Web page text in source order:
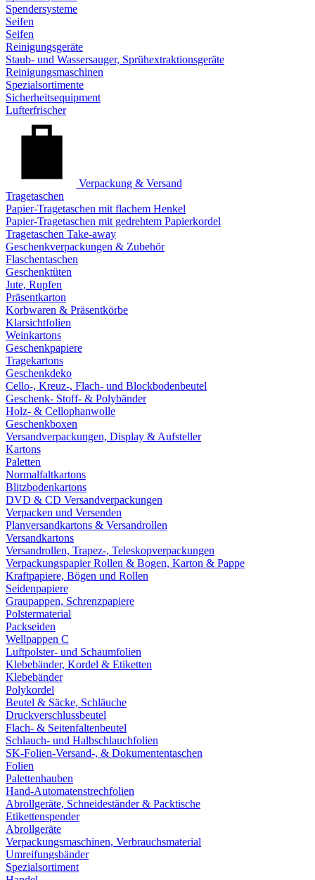
Spendersysteme
Seifen
Seifen
Reinigungsgeräte
Staub- und Wassersauger, Sprühextraktionsgeräte
Reinigungsmaschinen
Spezialsortimente
Sicherheitsequipment
Lufterfrischer
Verpackung & Versand
Tragetaschen
Papier-Tragetaschen mit flachem Henkel
Papier-Tragetaschen mit gedrehtem Papierkordel
Tragetaschen Take-away
Geschenkverpackungen & Zubehör
Flaschentaschen
Geschenktüten
Jute, Rupfen
Präsentkarton
Korbwaren & Präsentkörbe
Klarsichtfolien
Weinkartons
Geschenkpapiere
Tragekartons
Geschenkdeko
Cello-, Kreuz-, Flach- und Blockbodenbeutel
Geschenk- Stoff- & Polybänder
Holz- & Cellophanwolle
Geschenkboxen
Versandverpackungen, Display & Aufsteller
Kartons
Paletten
Normalfaltkartons
Blitzbodenkartons
DVD & CD Versandverpackungen
Verpacken und Versenden
Planversandkartons & Versandrollen
Versandkartons
Versandrollen, Trapez-, Teleskopverpackungen
Verpackungspapier Rollen & Bogen, Karton & Pappe
Kraftpapiere, Bögen und Rollen
Seidenpapiere
Graupappen, Schrenzpapiere
Polstermaterial
Packseiden
Wellpappen C
Luftpolster- und Schaumfolien
Klebebänder, Kordel & Etiketten
Klebebänder
Polykordel
Beutel & Säcke, Schläuche
Druckverschlussbeutel
Flach- & Seitenfaltenbeutel
Schlauch- und Halbschlauchfolien
SK-Folien-Versand-, & Dokumententaschen
Folien
Palettenhauben
Hand-Automatenstrechfolien
Abrollgeräte, Schneideständer & Packtische
Etikettenspender
Abrollgeräte
Verpackungsmaschinen, Verbrauchsmaterial
Umreifungsbänder
Spezialsortiment